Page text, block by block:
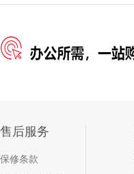
售后服务
保修条款